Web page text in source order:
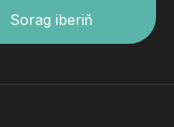
Sorag iberiň